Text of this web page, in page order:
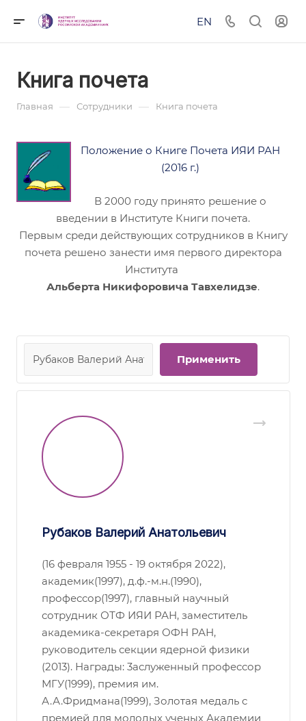
EN
Книга почета
Главная — Сотрудники — Книга почета
Положение о Книге Почета ИЯИ РАН
(2016 г.)
В 2000 году принято решение о
введении в Институте Книги почета.
Первым среди действующих сотрудников в Книгу
почета решено занести имя первого директора
Института
Альберта Никифоровича Тавхелидзе.
Рубаков Валерий Анатольевич
(16 февраля 1955 - 19 октября 2022),
академик(1997), д.ф.-м.н.(1990),
профессор(1997), главный научный
сотрудник ОТФ ИЯИ РАН, заместитель
академика-секретаря ОФН РАН,
руководитель секции ядерной физики
(2013). Награды: 3аслуженный профессор
МГУ(1999), премия им.
А.А.Фридмана(1999), Золотая медаль с
премией для молодых ученых Академии